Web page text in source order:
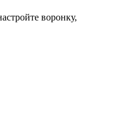
воронку,